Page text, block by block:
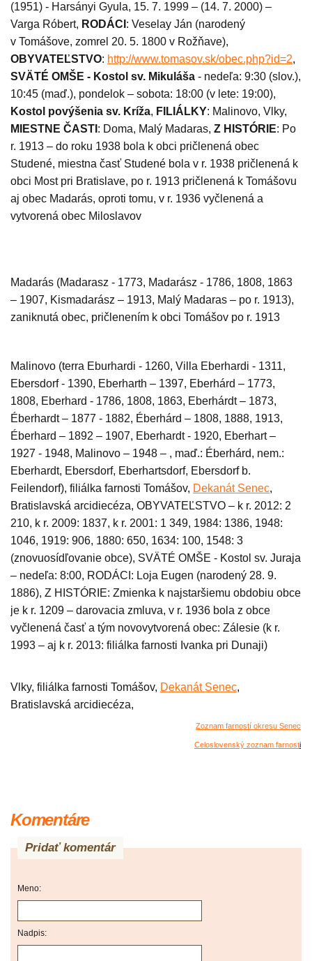
(1951) - Harsányi Gyula, 15. 7. 1999 – (14. 7. 2000) –
Varga Róbert, RODÁCI : Veselay Ján (narodený
v Tomášove, zomrel 20. 5. 1800 v Rožňave),
OBYVATEĽSTVO: http://www.tomasov.sk/obec.php?id=2,
SVÄTÉ OMŠE - Kostol sv. Mikuláša - nedeľa: 9:30 (slov.),
10:45 (maď.), pondelok – sobota: 18:00 (v lete: 19:00),
Kostol povýšenia sv. Kríža, FILIÁLKY: Malinovo, Vlky,
MIESTNE ČASTI : Doma, Malý Madaras, Z HISTÓRIE: Po
r. 1913 – do roku 1938 bola k obci pričlenená obec
Studené, miestna časť Studené bola v r. 1938 pričlenená k
obci Most pri Bratislave, po r. 1913 pričlenená k Tomášovu
aj obec Madarás, oproti tomu, v r. 1936 vyčlenená a
vytvorená obec Miloslavov
Madarás (Madarasz - 1773, Madarász - 1786, 1808, 1863
– 1907, Kismadarász – 1913, Malý Madaras – po r. 1913),
zaniknutá obec, pričlenením k obci Tomášov po r. 1913
Malinovo (terra Eburhardi - 1260, Villa Eberhardi - 1311,
Ebersdorf - 1390, Eberharth – 1397, Eberhárd – 1773,
1808, Eberhard - 1786, 1808, 1863, Eberhárdt – 1873,
Éberhardt – 1877 - 1882, Éberhárd – 1808, 1888, 1913,
Éberhard – 1892 – 1907, Eberhardt - 1920, Eberhart –
1927 - 1948, Malinovo – 1948 – , maď.: Éberhárd, nem.:
Eberhardt, Ebersdorf, Eberhartsdorf, Ebersdorf b.
Feilendorf), filiálka farnosti Tomášov, Dekanát Senec,
Bratislavská arcidiecéza, OBYVATEĽSTVO – k r. 2012: 2
210, k r. 2009: 1837, k r. 2001: 1 349, 1984: 1386, 1948:
1046, 1919: 906, 1880: 650, 1634: 100, 1548: 3
(znovuosídľovanie obce), SVÄTÉ OMŠE - Kostol sv. Juraja
– nedeľa: 8:00, RODÁCI: Loja Eugen (narodený 28. 9.
1886), Z HISTÓRIE: Zmienka k najstaršiemu obdobiu obce
je k r. 1209 – darovacia zmluva, v r. 1936 bola z obce
vyčlenená časť a tým novovytvorená obec: Zálesie (k r.
1993 – aj k r. 2013: filiálka farnosti Ivanka pri Dunaji)
Vlky, filiálka farnosti Tomášov, Dekanát Senec,
Bratislavská arcidiecéza,
Zoznam farností okresu Senec
Celoslovenský zoznam farnosti
Komentáre
Pridať komentár
Meno:
Nadpis: